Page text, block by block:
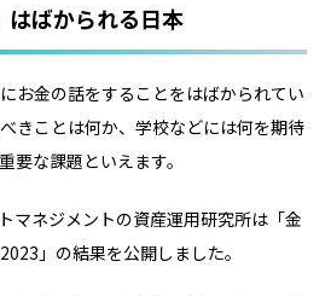
はばかられる日本
お金の話をすることをはばかられてい
きことは何か、学校などには何を期待
要な課題といえます。
マネジメントの資産運用研究所は「金
」の結果を公開しました。